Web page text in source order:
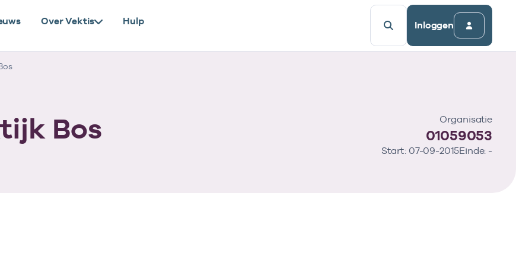
Over Vektis Hulp Inloggen
Bos Organisatie
01059053
Start: 07-09-2015Einde: -